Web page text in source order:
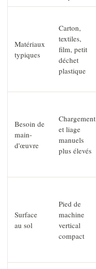
Matériaux
typiques
Carton,
textiles,
film, petit
déchet
plastique
Besoin de
main-
d'œuvre
Chargement
et liage
manuels
plus élevés
Surface
au sol
Pied de
machine
vertical
compact